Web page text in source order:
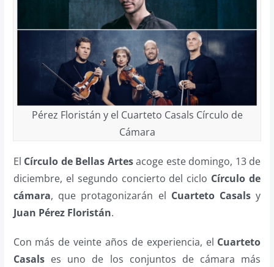
Pérez Floristán y el Cuarteto Casals Círculo de
Cámara
El Círculo de Bellas Artesacoge este domingo, 13 de
diciembre, el segundo concierto del ciclo Círculo de
cámara, que protagonizarán el Cuarteto Casals y
Juan Pérez Floristán.
Con más de veinte años de experiencia, el Cuarteto
Casalses uno de los conjuntos de cámara más